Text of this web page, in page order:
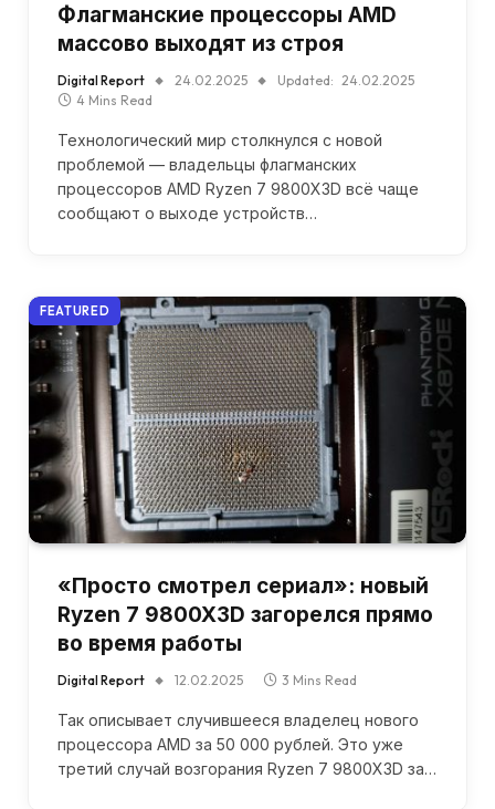
Флагманские процессоры AMD
массово выходят из строя
Digital Report 24.02.2025 Updated: 24.02.2025
4 Mins Read
Технологический мир столкнулся с новой
проблемой — владельцы флагманских
процессоров AMD Ryzen 7 9800X3D всё чаще
сообщают о выходе устройств…
FEATURED
«Просто смотрел сериал»: новый
Ryzen 7 9800X3D загорелся прямо
во время работы
Digital Report 12.02.2025 3 Mins Read
Так описывает случившееся владелец нового
процессора AMD за 50 000 рублей. Это уже
третий случай возгорания Ryzen 7 9800X3D за…